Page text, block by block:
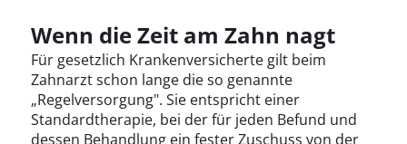
Wenn die Zeit am Zahn nagt
Für gesetzlich Krankenversicherte gilt beim
Zahnarzt schon lange die so genannte
„Regelversorgung". Sie entspricht einer
Standardtherapie, bei der für jeden Befund und
dessen Behandlung ein fester Zuschuss von der